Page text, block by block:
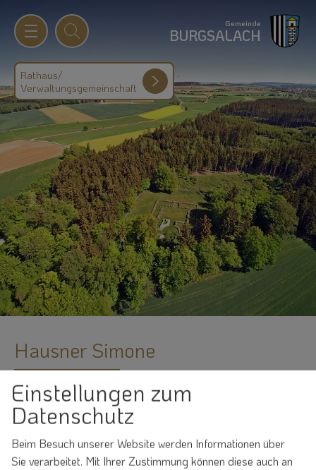
Gemeinde
BURGSALACH
Rathaus/
Verwaltungsgemeinschaft
Hausner Simone
09147 9411-25
Einstellungen zum
Datenschutz
Beim Besuch unserer Website werden Informationen über
Sie verarbeitet. Mit Ihrer Zustimmung können diese auch an